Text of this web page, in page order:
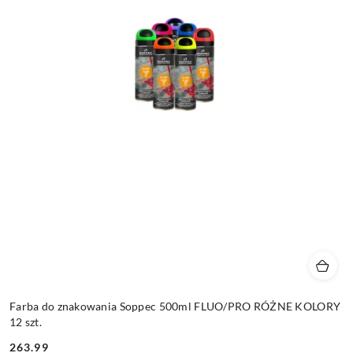
Farba do znakowania Soppec 500ml FLUO/PRO RÓŻNE KOLORY
12 szt.
263.99